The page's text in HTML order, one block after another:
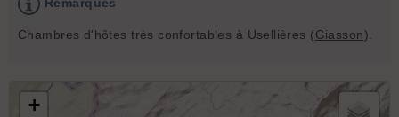
Chambres d'hôtes très confortables à Usellières (Giasson).
+